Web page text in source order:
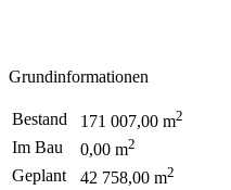
Grundinformationen
Bestand 171 007,00 m2
Im Bau 0,00 m2
Geplant 42 758,00 m2